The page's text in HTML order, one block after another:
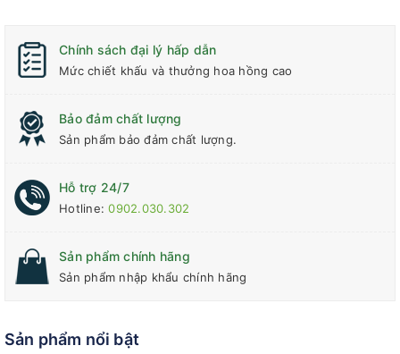
Chính sách đại lý hấp dẫn
Mức chiết khấu và thưởng hoa hồng cao
Bảo đảm chất lượng
Sản phẩm bảo đảm chất lượng.
Hỗ trợ 24/7
Hotline:0902.030.302
Sản phẩm chính hãng
Sản phẩm nhập khẩu chính hãng
Sản phẩm nổi bật